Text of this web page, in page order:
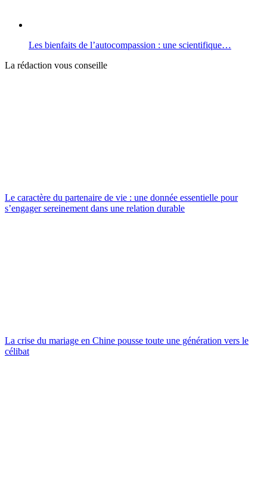
Les bienfaits de l’autocompassion : une scientifique…
La rédaction vous conseille
Le caractère du partenaire de vie : une donnée essentielle pour
s’engager sereinement dans une relation durable
La crise du mariage en Chine pousse toute une génération vers le
célibat